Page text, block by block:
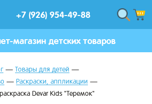
+7 (926) 954-49-88
магазин детских товаров
Товары для детей
Раскраски, аппликации
Devar Kids "Теремок"